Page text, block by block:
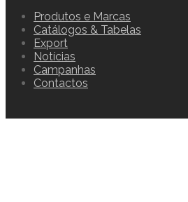
Produtos e Marcas
Catálogos & Tabelas
Export
Notícias
Campanhas
Contactos